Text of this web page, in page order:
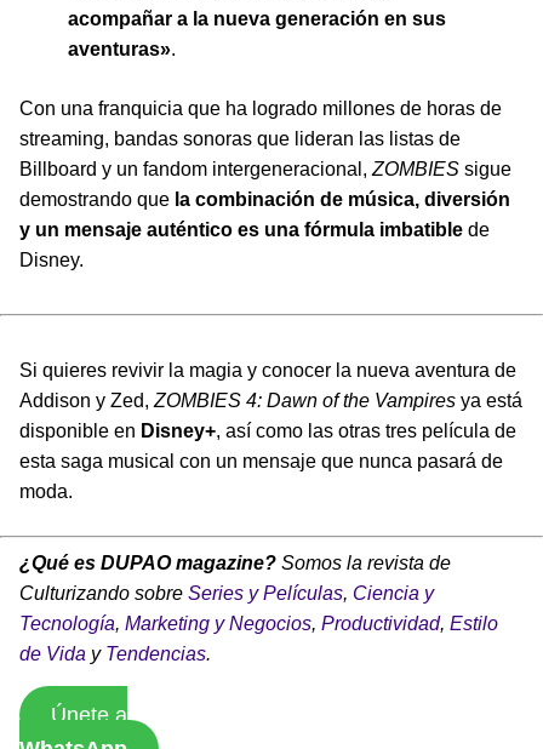
acompañar a la nueva generación en sus
aventuras».
Con una franquicia que ha logrado millones de horas de
streaming, bandas sonoras que lideran las listas de
Billboard y un fandom intergeneracional, ZOMBIES sigue
demostrando que la combinación de música, diversión
y un mensaje auténtico es una fórmula imbatible de
Disney.
Si quieres revivir la magia y conocer la nueva aventura de
Addison y Zed, ZOMBIES 4: Dawn of the Vampires ya está
disponible en Disney+, así como las otras tres película de
esta saga musical con un mensaje que nunca pasará de
moda.
¿Qué es DUPAO magazine? Somos la revista de
Culturizando sobre Series y Películas, Ciencia y
Tecnología, Marketing y Negocios, Productividad, Estilo
de Vida y Tendencias.
Únete a